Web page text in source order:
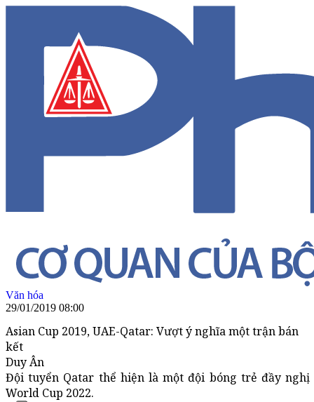
Văn hóa
29/01/2019 08:00
Asian Cup 2019, UAE-Qatar: Vượt ý nghĩa một trận bán
kết
Duy Ân
Đội tuyển Qatar thể hiện là một đội bóng trẻ đầy
World Cup 2022.